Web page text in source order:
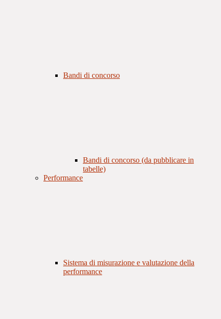
Bandi di concorso
Bandi di concorso (da pubblicare in
tabelle)
Performance
Sistema di misurazione e valutazione della
performance